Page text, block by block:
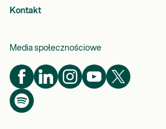
Kontakt
Media społecznościowe